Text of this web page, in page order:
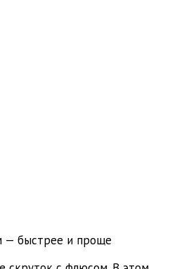
— быстрее и проще